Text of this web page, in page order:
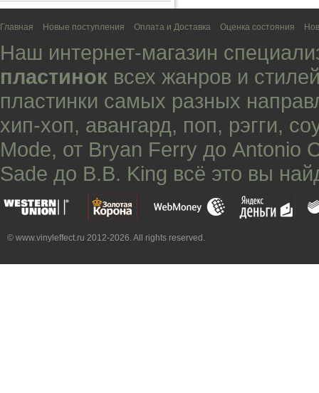
Главная Новые поступления Оплата и Доставка Оценка состояния
Наш интернет-магазин
пластинок всех жанров и
пластинки самых разных
хип-хоп, авангард, поп, рэгги,
Mode, от Bryan Ferry до Antonio
Sade до B.B. King всё это вы
© www.vinyleffect.ru 2012-2026. All rights reserved.